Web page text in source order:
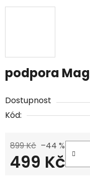
podpora
Dostupnost
Kód:
899 Kč –44 %
499 Kč